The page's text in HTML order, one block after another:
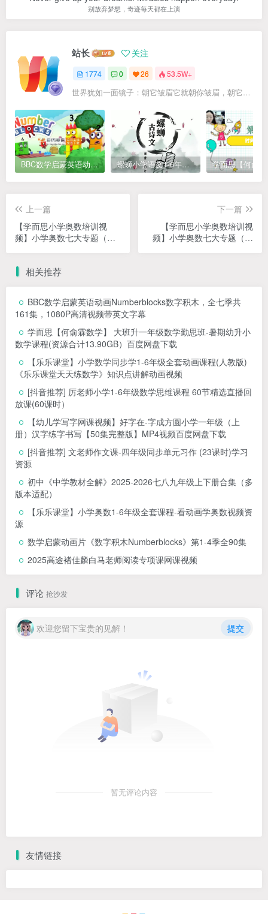
别放弃梦想，奇迹每天都在上演
站长 关注
1774 0 26 53.5W+
世界犹如一面镜子：朝它皱眉它就朝你皱眉，朝它微笑它也吵你微笑
BBC数学启蒙英语动画Numberblocks数字积木，全七季共161集，1080P高清视频带英文字幕 螺蛳小学语文1-6年级《小学古诗文》课程视频
上一篇
【学而思小学奥数培训视
频】小学奥数七大专题（几
下一篇
【学而思小学奥数培训视
频】小学奥数七大专题（计
相关推荐
BBC数学启蒙英语动画Numberblocks数字积木，全七季共
161集，1080P高清视频带英文字幕
学而思【何俞霖数学】 大班升一年级数学勤思班-暑期幼升小
数学课程(资源合计13.90GB）百度网盘下载
【乐乐课堂】小学数学同步学1-6年级全套动画课程(人教版)
《乐乐课堂天天练数学》知识点讲解动画视频
[抖音推荐] 厉老师小学1-6年级数学思维课程 60节精选直播回
放课(60课时）
【幼儿学写字网课视频】好字在-字成方圆小学一年级（上
册）汉字练字书写【50集完整版】MP4视频百度网盘下载
[抖音推荐] 文老师作文课-四年级同步单元习作 (23课时)学习
资源
初中《中学教材全解》2025-2026七八九年级上下册合集（多
版本适配）
【乐乐课堂】小学奥数1-6年级全套课程-看动画学奥数视频资
源
数学启蒙动画片《数字积木Numberblocks》第1-4季全90集
2025高途褚佳麟白马老师阅读专项课网课视频
评论 抢沙发
欢迎您留下宝贵的见解！ 提交
暂无评论内容
友情链接